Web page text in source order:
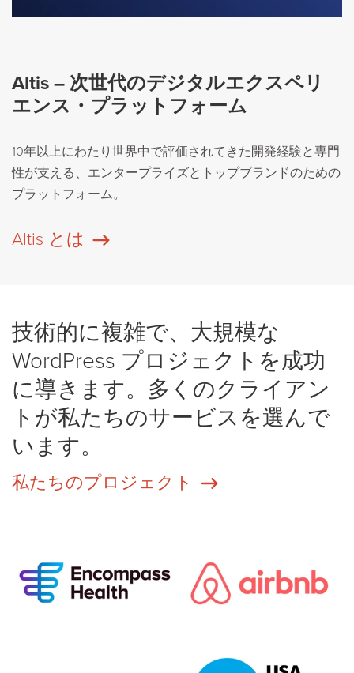
Altis – 次世代のデジタルエクスペリ
エンス・プラットフォーム
10年以上にわたり世界中で評価されてきた開発経験と専門
性が支える、エンタープライズとトップブランドのための
プラットフォーム。
Altis とは
技術的に複雑で、大規模な
WordPress プロジェクトを成功
に導きます。多くのクライアン
トが私たちのサービスを選んで
います。
私たちのプロジェクト